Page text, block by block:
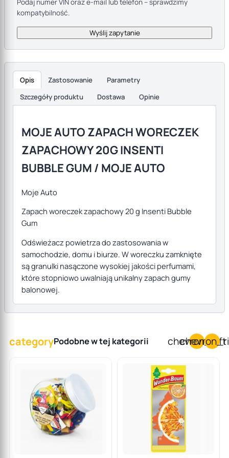
Podaj numer VIN oraz e-mail lub telefon – sprawdzimy
kompatybilność.
Wyślij zapytanie
Opis Zastosowanie
Parametry
Szczegóły produktu
Dostawa Opinie
Opis produktu
MOJE AUTO ZAPACH WORECZEK
ZAPACHOWY 20G INSENTI
BUBBLE GUM / MOJE AUTO
Moje Auto
Zapach woreczek zapachowy 20 g Insenti Bubble
Gum
Odświeżacz powietrza do zastosowania w
samochodzie, domu i biurze. W woreczku zamknięte
są granulki nasączone wysokiej jakości perfumami,
które stopniowo uwalniają unikalny zapach gumy
balonowej.
categoryPodobne w tej kategorii chevron_left